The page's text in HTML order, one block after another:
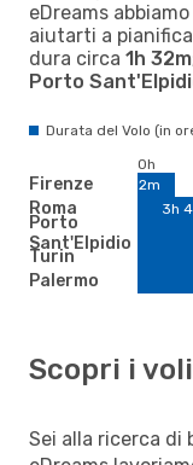
eDreams
aiutarti a
dura circa 1h 32m
Porto
Durata del Volo (in
Firenze
Roma
Porto
Sant'Elpidio
Turin
Palermo
0h
1h 32m
3h
Scopri i
Sei alla ricerca di